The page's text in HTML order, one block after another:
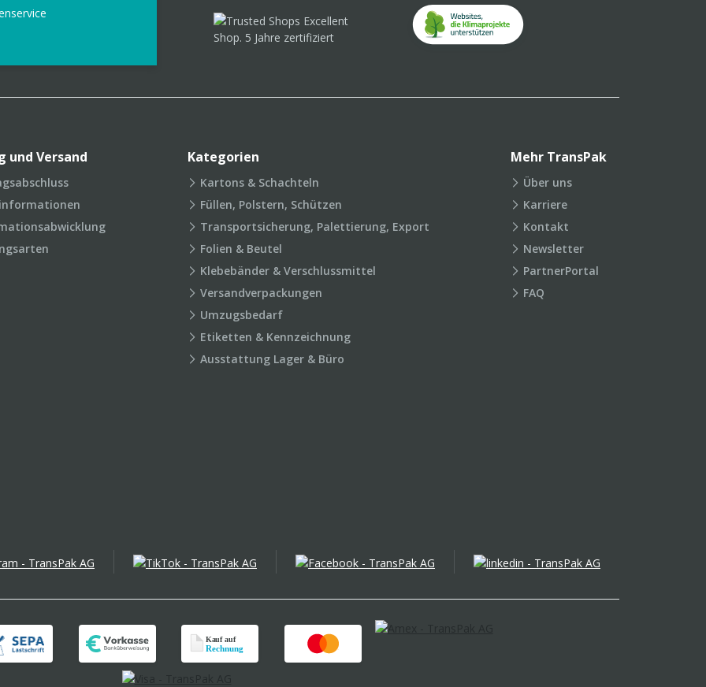
und Versand Kategorien
Kartons & Schachteln
Füllen, Polstern, Schützen
Transportsicherung, Palettierung, Export
Folien & Beutel
Klebebänder & Verschlussmittel
Versandverpackungen
Umzugsbedarf
Etiketten & Kennzeichnung
Ausstattung Lager & Büro
Mehr TransPak
Über uns
Karriere
Kontakt
Newsletter
PartnerPortal
FAQ